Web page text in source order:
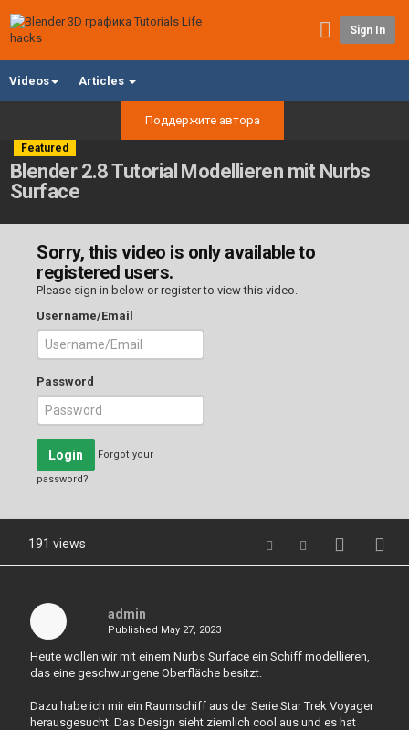
Sign In
Videos Articles
Поддержите автора
Featured
Blender 2.8 Tutorial Modellieren mit Nurbs
Surface
Sorry, this video is only available to
registered users.
Please sign in below orregisterto view this video.
Username/Email
Password
Login Forgot your
password?
191 views
admin
Published May 27, 2023
Heute wollen wir mit einem Nurbs Surface ein Schiff modellieren,
das eine geschwungene Oberfläche besitzt.
Dazu habe ich mir ein Raumschiff aus der Serie Star Trek Voyager
herausgesucht. Das Design sieht ziemlich cool aus und es hat